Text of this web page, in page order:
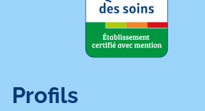
Profils